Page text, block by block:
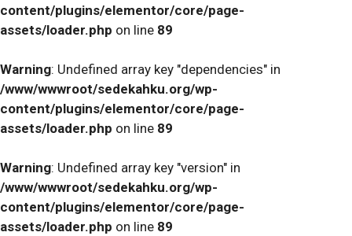
content/plugins/elementor/core/page-
assets/loader.php on line 89
Warning: Undefined array key "dependencies" in
/www/wwwroot/sedekahku.org/wp-
content/plugins/elementor/core/page-
assets/loader.php on line 89
Warning: Undefined array key "version" in
/www/wwwroot/sedekahku.org/wp-
content/plugins/elementor/core/page-
assets/loader.php on line 89